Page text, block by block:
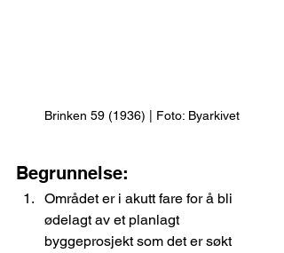
Brinken 59 (1936) | Foto: Byarkivet
Begrunnelse:
Området er i akutt fare for å bli
ødelagt av et planlagt
byggeprosjekt som det er søkt